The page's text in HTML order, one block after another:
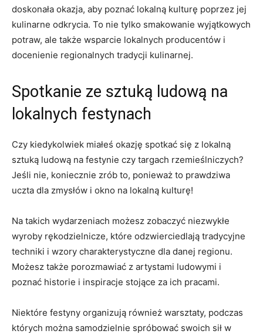
doskonała ⁤okazja,⁢ aby poznać lokalną kulturę poprzez jej​
kulinarne odkrycia. To nie tylko smakowanie wyjątkowych
potraw, ale także wsparcie lokalnych producentów i
docenienie regionalnych ‌tradycji kulinarnej.
Spotkanie ze sztuką ludową na
lokalnych festynach
Czy kiedykolwiek miałeś‍ okazję spotkać⁢ się z lokalną
sztuką ludową na festynie czy targach rzemieślniczych?
Jeśli ​nie,‌ koniecznie‌ zrób to, ponieważ to​ prawdziwa
⁢uczta dla zmysłów i okno na lokalną kulturę!
Na takich wydarzeniach możesz zobaczyć niezwykłe
wyroby rękodzielnicze, ‍które odzwierciedlają tradycyjne
techniki i wzory charakterystyczne dla danej regionu.
Możesz ⁢także porozmawiać z artystami ludowymi i
poznać historie i inspiracje stojące za ich pracami.
Niektóre festyny organizują ‍również warsztaty, podczas
których można ​samodzielnie spróbować swoich sił⁤ w